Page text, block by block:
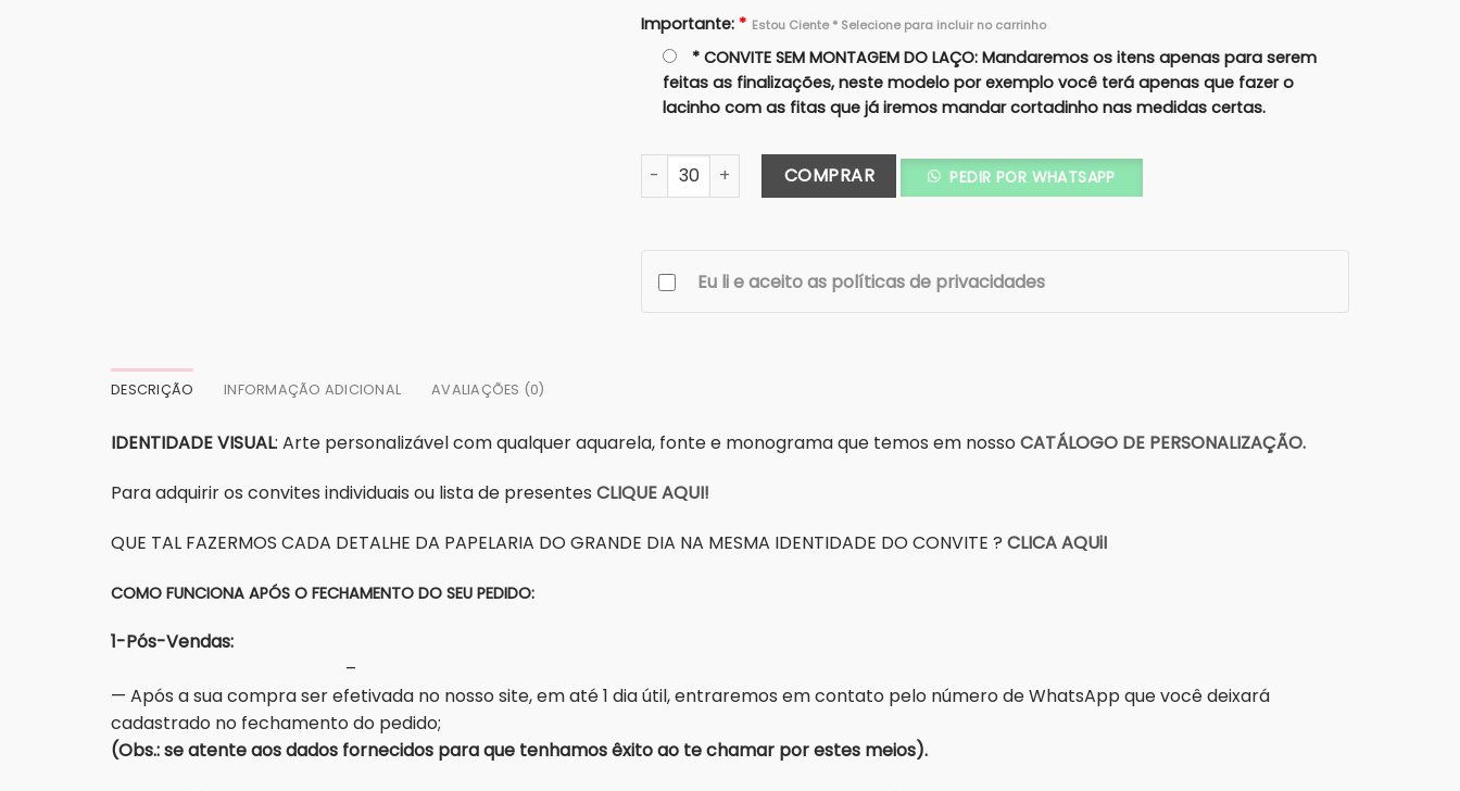
Importante:* Estou Ciente * Selecione para incluir no carrinho
* CONVITE SEM MONTAGEM DO LAÇO: Mandaremos os itens apenas para serem
feitas as finalizações, neste modelo por exemplo você terá apenas que fazer o
lacinho com as fitas que já iremos mandar cortadinho nas medidas certas.
Convite Janela Nuvem Branco - Fita Artesanal - COD. 205-A quantidade
COMPRAR PEDIR POR WHATSAPP
Eu li e aceito as políticas de privacidades
DESCRIÇÃO INFORMAÇÃO ADICIONAL AVALIAÇÕES (0)
IDENTIDADE VISUAL: Arte personalizável com qualquer aquarela, fonte e monograma que temos em nossoCATÁLOGO DE PERSONALIZAÇÃO.
Para adquirir os convites individuais ou lista de presentes CLIQUE AQUI!
QUE TAL FAZERMOS CADA DETALHE DA PAPELARIA DO GRANDE DIA NA MESMA IDENTIDADE DO CONVITE ? CLICA AQUiI
COMO FUNCIONA APÓS O FECHAMENTO DO SEU PEDIDO:
1-Pós-Vendas:
–
— Após a sua compra ser efetivada no nosso site, em até 1 dia útil, entraremos em contato pelo número de WhatsApp que você deixará
cadastrado no fechamento do pedido;
(Obs.: se atente aos dados fornecidos para que tenhamos êxito ao te chamar por estes meios).